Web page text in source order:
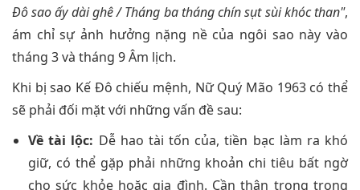
Đô sao ấy dài ghê / Tháng ba tháng chín sụt sùi khóc than",
ám chỉ sự ảnh hưởng nặng nề của ngôi sao này vào
tháng 3 và tháng 9 Âm lịch.
Khi bị sao Kế Đô chiếu mệnh, Nữ Quý Mão 1963 có thể
sẽ phải đối mặt với những vấn đề sau:
Về tài lộc: Dễ hao tài tốn của, tiền bạc làm ra khó
giữ, có thể gặp phải những khoản chi tiêu bất ngờ
cho sức khỏe hoặc gia đình. Cần thận trọng trong